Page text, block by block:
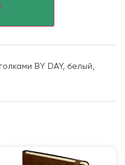
BY DAY, белый,